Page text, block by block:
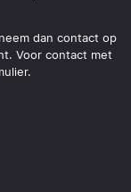
dan contact op
Voor contact met